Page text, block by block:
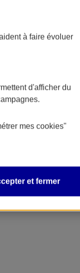
à faire évoluer
d'afficher du
mes cookies"
et fermer